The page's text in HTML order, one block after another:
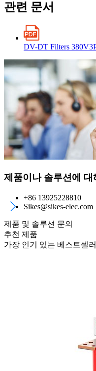
관련 문서
DV-DT Filters
제품이나 솔루션에
+86 13925228810
Sikes@sikes-elec.com
제품 및 솔루션 문의
추천 제품
가장 인기 있는 베스트셀